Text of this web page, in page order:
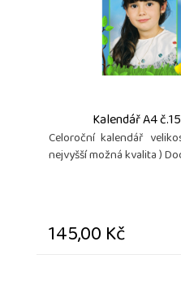
Kalendář A4
Celoroční kalendář
nejvyšší možná kvalita )
145,00 Kč